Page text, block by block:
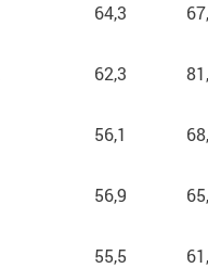
64,3
62,3
56,1
56,9
55,5